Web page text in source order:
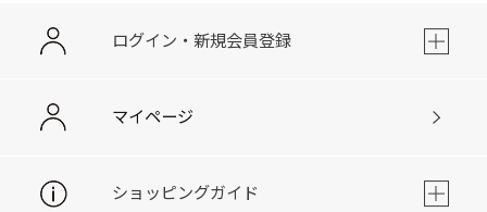
ログイン・新規会員登録
マイページ
ショッピングガイド